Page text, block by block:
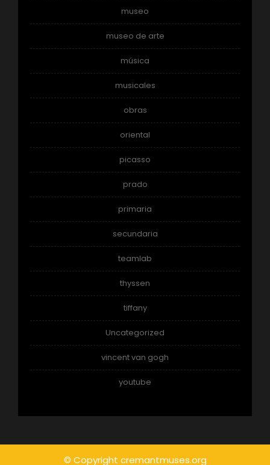
museo
museo de arte
música
musicales
obras
oriental
picasso
prado
primaria
secundaria
teamlab
thyssen
tiffany
Uncategorized
vincent van gogh
youtube
© Copyright cremantmuses.org